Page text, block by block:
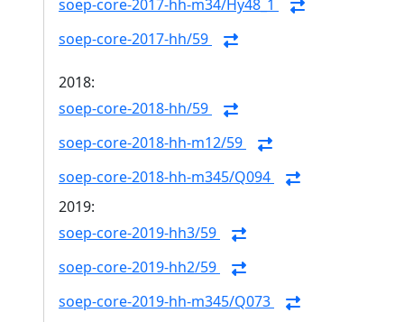
soep-core-2017-hh-m34/Hy48_1
soep-core-2017-hh/59
2018:
soep-core-2018-hh/59
soep-core-2018-hh-m12/59
soep-core-2018-hh-m345/Q094
2019:
soep-core-2019-hh3/59
soep-core-2019-hh2/59
soep-core-2019-hh-m345/Q073